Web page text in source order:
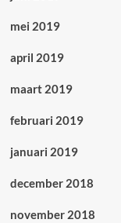
mei 2019
april 2019
maart 2019
februari 2019
januari 2019
december 2018
november 2018